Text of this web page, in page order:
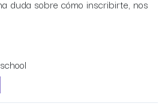
duda sobre cómo inscribirte, nos